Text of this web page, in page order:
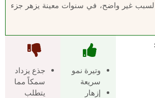
لسبب غير واضح، في سنوات معينة يزهر جزء
وتيرة نمو
سريعة
إزهار
جذع يزداد
سمكاً مما
يتطلب